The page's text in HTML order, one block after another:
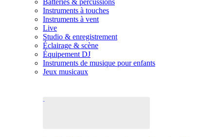
Batteries & percussions
Instruments à touches
Instruments à vent
Live
Studio & enregistrement
Éclairage & scène
Équipement DJ
Instruments de musique pour enfants
Jeux musicaux